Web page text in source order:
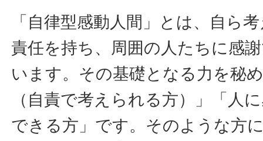
「自律型感動人間」とは、自ら
責任を持ち、周囲の人たちに感
います。その基礎となる力を秘
（自責で考えられる方）」「人
できる方」です。そのような方